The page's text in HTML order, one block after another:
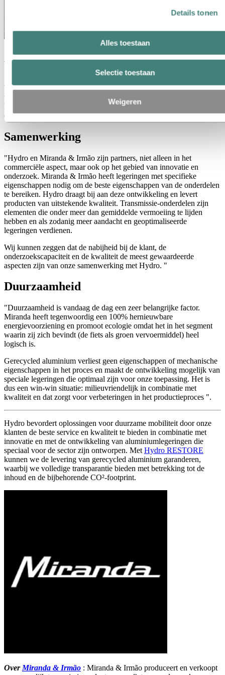
Details tonen
Alles toestaan
Selectie toestaan
Weigeren
Aluminium, de juiste keuze
bestendigheid en is daardoor de ideale oplossing voor onze
toepassingen. Onze componenten moeten, naast hun befaamde
kwaliteit, licht en uiterst duurzaam zijn, en aluminium biedt het beste
evenwicht tussen gewicht en robuustheid".
Samenwerking
"Hydro en Miranda & Irmão zijn partners, niet alleen in het
commerciële aspect, maar ook op het gebied van innovatie en
onderzoek. Miranda & Irmão heeft legeringen met specifieke
eigenschappen nodig om de beste eigenschappen van de onderdelen
te bereiken. Hydro draagt bij aan deze ontwikkeling en levert
producten van uitstekende kwaliteit. Transmissie-onderdelen zijn
elementen die onder meer dan gemiddelde vermoeiing te lijden
hebben en als zodanig meer aandacht en geoptimaliseerde
legeringen verdienen.
Wij kunnen zeggen dat de nabijheid bij de klant, de
onderzoekscapaciteit en de kwaliteit de meest gewaardeerde
aspecten zijn van onze samenwerking met Hydro. "
Duurzaamheid
"Duurzaamheid is vandaag de dag een zeer belangrijke factor.
Miranda heeft tegenwoordig een 100% hernieuwbare
energievoorziening en promoot ecologie omdat het in het segment
waarin zij zich bevindt (de fiets als groen vervoermiddel) heel
logisch is.
Gerecycled aluminium verliest geen eigenschappen of mechanische
eigenschappen in het proces en maakt de ontwikkeling mogelijk van
speciale legeringen die optimaal zijn voor onze toepassing. Het is
dus een win-win situatie: milieuvriendelijk in combinatie met
kwaliteit en dat zorgt voor verbeteringen in het productieproces ".
Hydro bevordert oplossingen voor duurzame mobiliteit door onze
klanten de beste service en kwaliteit te bieden in combinatie met
innovatie en met de ontwikkeling van aluminiumlegeringen die
speciaal voor de sector zijn ontworpen. Met Hydro RESTORE
kunnen we de levering van gerecycled aluminium garanderen,
waarbij we volledige transparantie bieden met betrekking tot de
inhoud en de bijbehorende CO²-footprint.
Over Miranda & Irmão : Miranda & Irmão produceert en verkoopt